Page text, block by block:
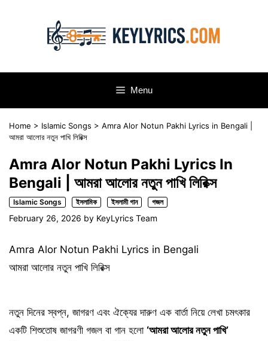
Menu
Home > Islamic Songs > Amra Alor Notun Pakhi Lyrics in Bengali |
আমরা আলোর নতুন পাখি লিরিক্স
Amra Alor Notun Pakhi Lyrics In
Bengali | আমরা আলোর নতুন পাখি লিরিক্স
Islamic Songs ইসলামিক ইসলামী গান গজল
February 26, 2026 by KeyLyrics Team
Amra Alor Notun Pakhi Lyrics in Bengali
আমরা আলোর নতুন পাখি লিরিক্স
নতুন দিনের স্বপ্ন, জাগরণ এবং ঐক্যের দারুণ এক বার্তা নিয়ে লেখা চমৎকার
একটি শিশুতোষ জাগরণী গজল বা গান হলো ‘আমরা আলোর নতুন পাখি’